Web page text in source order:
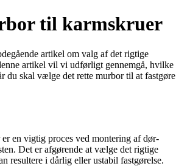
til karmskruer
artikel om valg af det rigtige
artikel vil vi udførligt gennemgå, hvilke
du skal vælge det rette murbor til at fastgøre
en vigtig proces ved montering af dør-
Det er afgørende at vælge det rigtige
resultere i dårlig eller ustabil fastgørelse.